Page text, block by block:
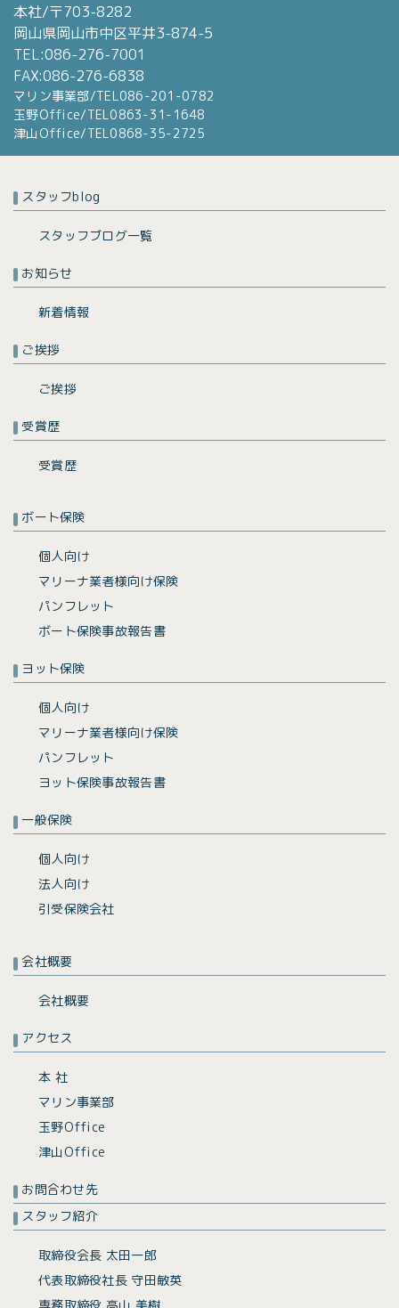
本社/〒703-8282
岡山県岡山市中区平井3-874-5
TEL:086-276-7001
FAX:086-276-6838
マリン事業部/TEL086-201-0782
玉野Office/TEL0863-31-1648
津山Office/TEL0868-35-2725
スタッフblog
スタッフブログ一覧
お知らせ
新着情報
ご挨拶
ご挨拶
受賞歴
受賞歴
ボート保険
個人向け
マリーナ業者様向け保険
パンフレット
ボート保険事故報告書
ヨット保険
個人向け
マリーナ業者様向け保険
パンフレット
ヨット保険事故報告書
一般保険
個人向け
法人向け
引受保険会社
会社概要
会社概要
アクセス
本 社
マリン事業部
玉野Office
津山Office
お問合わせ先
スタッフ紹介
取締役会長 太田一郎
代表取締役社長 守田敏英